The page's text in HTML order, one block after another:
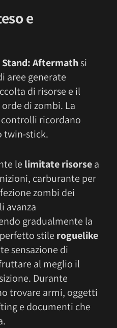
e
Stand: Aftermathsi
aree generate
di risorse e il
di zombi. La
controlli ricordano
twin-stick.
le limitate risorsea
carburante per
zombi dei
avanza
gradualmente la
stile roguelike
sensazione di
al meglio il
Durante
trovare armi, oggetti
e documenti che